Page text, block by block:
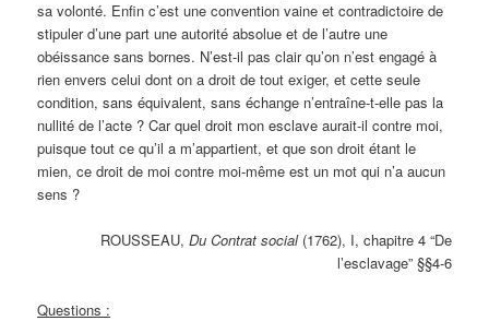
sa volonté. Enfin c’est une convention vaine et contradictoire de
stipuler d’une part une autorité absolue et de l’autre une
obéissance sans bornes. N’est-il pas clair qu’on n’est engagé à
rien envers celui dont on a droit de tout exiger, et cette seule
condition, sans équivalent, sans échange n’entraîne-t-elle pas la
nullité de l’acte ? Car quel droit mon esclave aurait-il contre moi,
puisque tout ce qu’il a m’appartient, et que son droit étant le
mien, ce droit de moi contre moi-même est un mot qui n’a aucun
sens ?
ROUSSEAU, Du Contrat social(1762), I, chapitre 4 “De
l’esclavage” §§4-6
Questions :